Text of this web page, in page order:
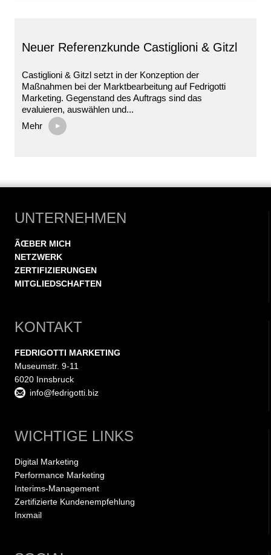
Neuer Referenzkunde Castiglioni & Gitzl
Castiglioni & Gitzl setzt in der Konzeption der
Maßnahmen bei der Marktbearbeitung auf Fedrigotti
Marketing. Gegenstand des Auftrags sind das
evaluieren, auswählen und...
Mehr
UNTERNEHMEN
ÃŒBER MICH
NETZWERK
ZERTIFIZIERUNGEN
MITGLIEDSCHAFTEN
KONTAKT
FEDRIGOTTI MARKETING
Museumstr. 9-11
6020 Innsbruck
info@fedrigotti.biz
WICHTIGE LINKS
Digital Marketing
Performance Marketing
Interims-Management
Zertifizierte Kundenempfehlung
Inxmail